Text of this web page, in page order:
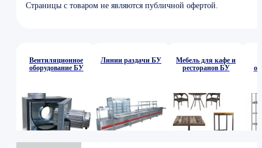
Страницы с товаром не являются публичной офертой.
Вентиляционное
оборудование БУ
Линии раздачи БУ
Мебель для кафе и
ресторанов БУ